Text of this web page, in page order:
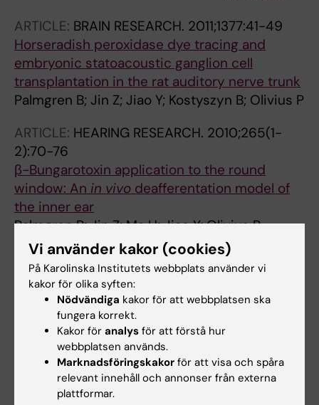
ARTICLE: BRAIN RESEARCH. 2011;1377:41-49
Horseradish peroxidase dye tracing and
embryonic statoacoustic ganglion cell
transplantation in the rat auditory nerve trunk
Palmgren B; Jin Z; Jiao Y; Kostyszyn B; Olivius P
ARTICLE: HEARING RESEARCH. 2010;265(1-
2):70-76
β-Bungarotoxin application to the round
window: An in vivo deafferentation model of
the inner ear
Palmgren B; Jin Z; Ma H; Jiao Y; Olivius P
ARTICLE:CLONING AND STEM CELLS.
2008;10(1):75-88
Survival, migration, and differentiation of Sox1-
GFP embryonic stem cells in coculture with
an auditory brainstem slice preparation
Glavaski-Joksimovic A; Thonabulsombat C;
Wendt M; Eriksson M; Palmgren B; Jonsson A;
Olivius P
Alla författare
Vi använder kakor (cookies)
På Karolinska Institutets webbplats använder vi
kakor för olika syften:
Nödvändiga kakor för att webbplatsen ska
fungera korrekt.
Kakor för analys för att förstå hur
webbplatsen används.
Marknadsföringskakor för att visa och spåra
relevant innehåll och annonser från externa
plattformar.